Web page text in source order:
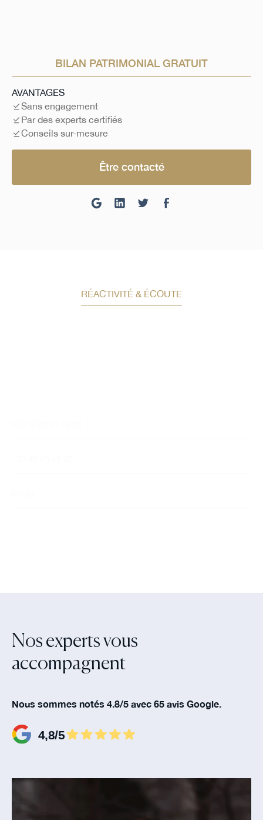
BILAN PATRIMONIAL GRATUIT
AVANTAGES
Sans engagement
Par des experts certifiés
Conseils sur-mesure
Être contacté
RÉACTIVITÉ & ÉCOUTE
Nos experts vous
accompagnent‍
Nous sommes notés 4.8/5 avec 65 avis Google.